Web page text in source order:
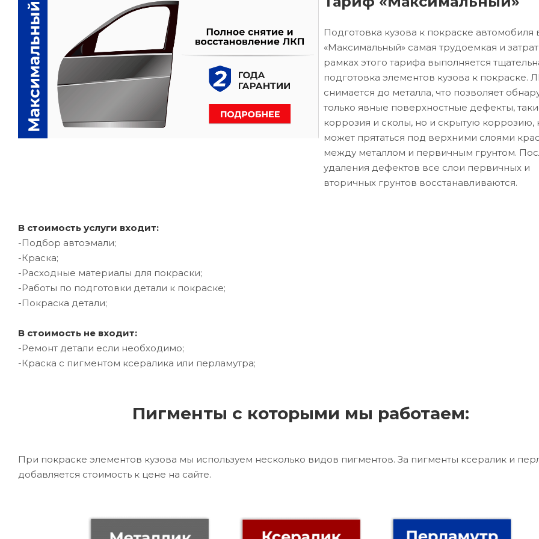
Подготовка кузова к покраске автомобиля
«Максимальный» самая трудоемкая и
рамках этого тарифа выполняется
подготовка элементов кузова к покраске.
снимается до металла, что позволяет
только явные поверхностные дефекты,
коррозия и сколы, но и скрытую коррозию,
может прятаться под верхними слоями
между металлом и первичным грунтом.
удаления дефектов все слои первичных и
вторичных грунтов восстанавливаются.
В стоимость услуги входит:
-Подбор автоэмали;
-Краска;
-Расходные материалы для покраски;
-Работы по подготовки детали к покраске;
-Покраска детали;
В стоимость не входит:
-Ремонт детали если необходимо;
-Краска с пигментом ксералика или перламутра;
Пигменты с которыми мы работаем:
При покраске элементов кузова мы используем несколько видов пигментов. За пигменты ксералик и
добавляется стоимость к цене на сайте.